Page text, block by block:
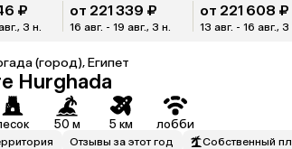
₽
3 н.
от 221 339 ₽
16 авг. - 19 авг., 3 н.
от 221 608 ₽
13 авг. - 16 авг., 3
(город), Египет
Hurghada
50 м 5 км лобби
Отзывы за этот год Собственный